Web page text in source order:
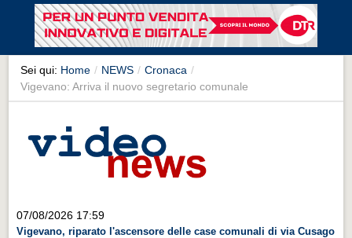
NEWS
Cronaca
Cronaca
Artes et Artificia
Sport
Territorio
Sei qui: Home / NEWS / Cronaca /
Vigevano: Arriva il nuovo segretario comunale
07/08/2026 17:59
Vigevano, riparato l'ascensore delle case comunali di via Cusago